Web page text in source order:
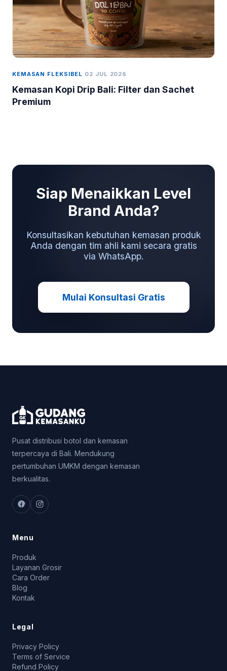
KEMASAN FLEKSIBEL 02 JUL 2026
Kemasan Kopi Drip Bali: Filter dan Sachet
Premium
Siap Menaikkan Level
Brand Anda?
Konsultasikan kebutuhan kemasan produk
Anda dengan tim ahli kami secara gratis
via WhatsApp.
Mulai Konsultasi Gratis
Pusat distribusi botol dan kemasan
terpercaya di Bali. Mendukung
pertumbuhan UMKM dengan kemasan
berkualitas.
Menu
Produk
Layanan Grosir
Cara Order
Blog
Kontak
Legal
Privacy Policy
Terms of Service
Refund Policy